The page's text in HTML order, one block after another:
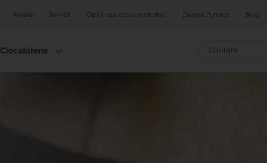
Rețete Servicii Opinii ale consumatorilor Despre Puratos Blog
Ciocolaterie